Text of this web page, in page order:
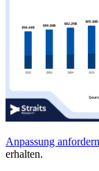
Anpassung anfordern
erhalten.